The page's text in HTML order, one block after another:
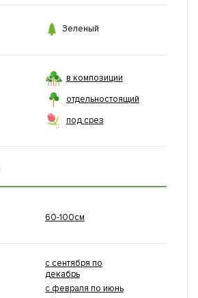
 Зеленый
в композиции
отдельностоящий
под срез
60-100см
с сентября по
декабрь
с февраля по июнь